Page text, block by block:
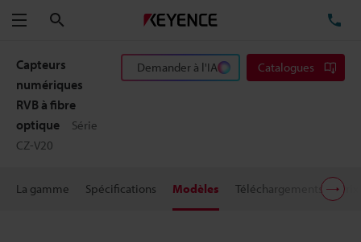
Menu
Capteurs
numériques
RVB à fibre
optique
Série
CZ-V20
Demander à l'IA Catalogues
La gamme Spécifications Modèles Téléchargements Prix